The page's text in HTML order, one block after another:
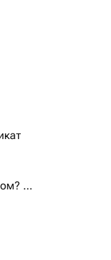
своей семьи и